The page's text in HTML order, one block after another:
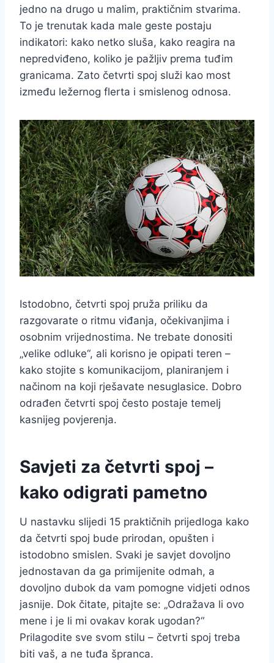
jedno na drugo u malim, praktičnim stvarima.
To je trenutak kada male geste postaju
indikatori: kako netko sluša, kako reagira na
nepredviđeno, koliko je pažljiv prema tuđim
granicama. Zato četvrti spoj služi kao most
između ležernog flerta i smislenog odnosa.
Istodobno, četvrti spoj pruža priliku da
razgovarate o ritmu viđanja, očekivanjima i
osobnim vrijednostima. Ne trebate donositi
„velike odluke“, ali korisno je opipati teren –
kako stojite s komunikacijom, planiranjem i
načinom na koji rješavate nesuglasice. Dobro
odrađen četvrti spoj često postaje temelj
kasnijeg povjerenja.
Savjeti za četvrti spoj –
kako odigrati pametno
U nastavku slijedi 15 praktičnih prijedloga kako
da četvrti spoj bude prirodan, opušten i
istodobno smislen. Svaki je savjet dovoljno
jednostavan da ga primijenite odmah, a
dovoljno dubok da vam pomogne vidjeti odnos
jasnije. Dok čitate, pitajte se: „Odražava li ovo
mene i je li mi ovakav korak ugodan?“
Prilagodite sve svom stilu – četvrti spoj treba
biti vaš, a ne tuđa špranca.